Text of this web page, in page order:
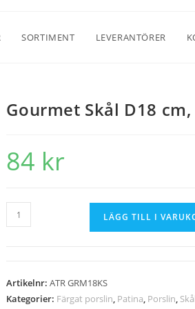
SORTIMENT LEVERANTÖRER
Gourmet Skål D18 cm,
84 kr
LÄGG TILL I
Artikelnr:ATR GRM18KS
Kategorier: Färgat porslin, Patina, Porslin, Skål